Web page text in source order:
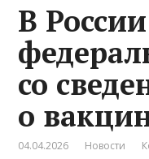
В
со
о
04.04.2026 Новости